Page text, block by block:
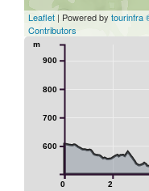
Leaflet | Powered by tourinfra
Contributors
0 2
600
700
800
900
m